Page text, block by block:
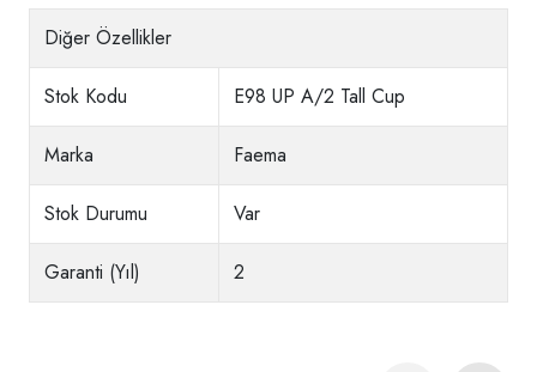
Diğer Özellikler
Stok Kodu E98 UP A/2 Tall Cup
Marka Faema
Stok Durumu Var
Garanti (Yıl) 2